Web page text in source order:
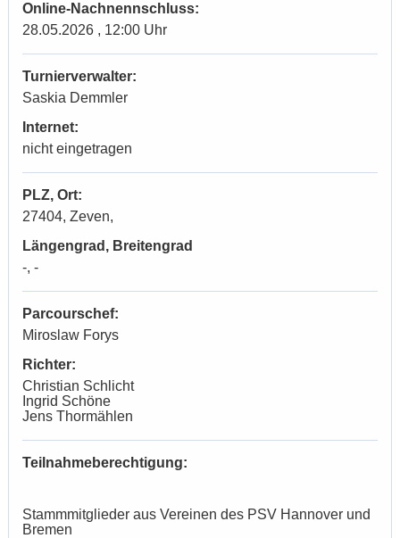
Online-Nachnennschluss:
28.05.2026 , 12:00 Uhr
Turnierverwalter:
Saskia Demmler
Internet:
nicht eingetragen
PLZ, Ort:
27404, Zeven,
Längengrad, Breitengrad
-, -
Parcourschef:
Miroslaw Forys
Richter:
Christian Schlicht
Ingrid Schöne
Jens Thormählen
Teilnahmeberechtigung:
Stammmitglieder aus Vereinen des PSV Hannover und
Bremen